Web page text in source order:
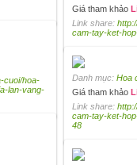
Giá tham khảo
Link share:
cam-tay-ket-
cuoi/hoa-
lan-vang-
Danh mục: Hoa
Giá tham khảo
Link share:
cam-tay-ket-
48